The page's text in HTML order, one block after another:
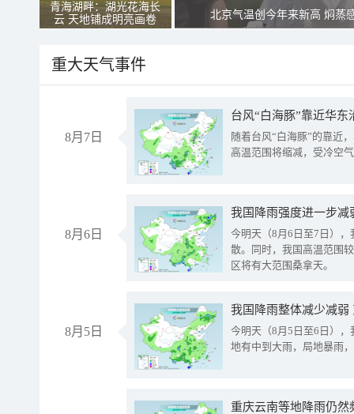
青海湖畔：湖光花海长
云 天地铺成明亮画卷
北京气温创今年来新高 焖蒸
重大天气事件
8月7日
台风“白海豚”靠近华
随着台风“白海豚”的靠近
高温范围将缩减，受冷空
8月6日
今明天（8月6日至7日）
散。同时，我国高温范围
区将有大范围桑拿天。
8月5日
我国降雨整体减少减弱
今明天（8月5日至6日）
地有中到大雨，局地暴雨
重庆云南等地降雨仍然